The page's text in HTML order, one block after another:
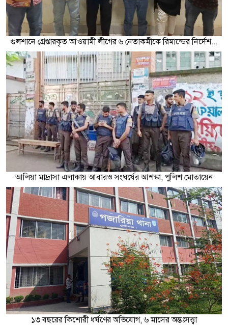
গুলশানে গ্রেপ্তারকৃত আওয়ামী লীগের ৬ নেতাকর্মীকে রিমান্ডের নির্দেশ...
আলিয়া মাদ্রাসা এলাকায় আবারও সংঘর্ষের আশঙ্কা, পুলিশ মোতায়েন
১৩ বছরের কিশোরী ধর্ষণের অভিযোগ, ৬ মাসের অন্তঃসত্ত্বা